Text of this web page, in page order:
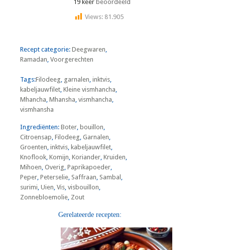
19 keer beoordeeld
Views: 81.905
Recept categorie:Deegwaren,
Ramadan,Voorgerechten
Tags:Filodeeg, garnalen,inktvis,
kabeljauwfilet,Kleine vismhancha,
Mhancha,Mhansha,vismhancha,
vismhansha
Ingrediënten:Boter, bouillon,
Citroensap,Filodeeg,Garnalen,
Groenten,inktvis, kabeljauwfilet,
Knoflook,Komijn,Koriander,Kruiden,
Mihoen, Overig,Paprikapoeder,
Peper,Peterselie, Saffraan, Sambal ,
surimi,Uien,Vis,visbouillon,
Zonnebloemolie, Zout
Gerelateerde recepten: